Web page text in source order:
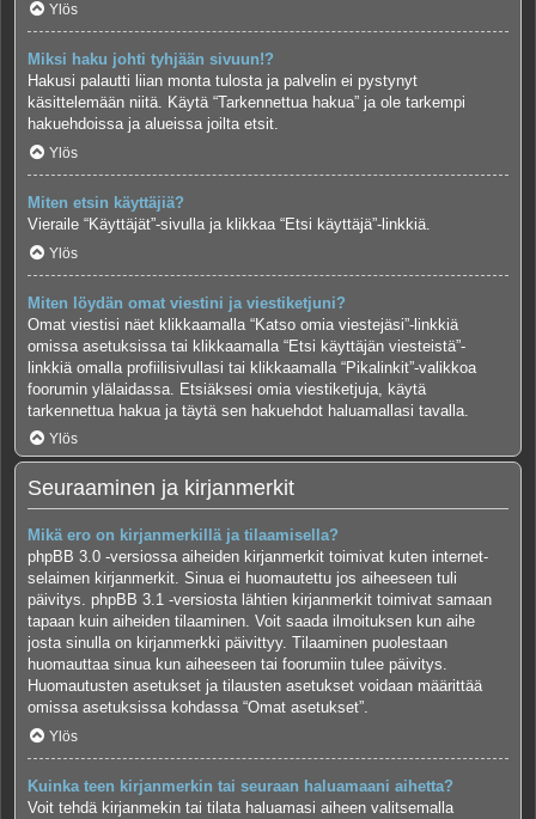
Ylös
Miksi haku johti tyhjään sivuun!?
Hakusi palautti liian monta tulosta ja palvelin ei pystynyt
käsittelemään niitä. Käytä “Tarkennettua hakua” ja ole tarkempi
hakuehdoissa ja alueissa joilta etsit.
Ylös
Miten etsin käyttäjiä?
Vieraile “Käyttäjät”-sivulla ja klikkaa “Etsi käyttäjä”-linkkiä.
Ylös
Miten löydän omat viestini ja viestiketjuni?
Omat viestisi näet klikkaamalla “Katso omia viestejäsi”-linkkiä
omissa asetuksissa tai klikkaamalla “Etsi käyttäjän viesteistä”-
linkkiä omalla profiilisivullasi tai klikkaamalla “Pikalinkit”-valikkoa
foorumin ylälaidassa. Etsiäksesi omia viestiketjuja, käytä
tarkennettua hakua ja täytä sen hakuehdot haluamallasi tavalla.
Ylös
Seuraaminen ja kirjanmerkit
Mikä ero on kirjanmerkillä ja tilaamisella?
phpBB 3.0 -versiossa aiheiden kirjanmerkit toimivat kuten internet-
selaimen kirjanmerkit. Sinua ei huomautettu jos aiheeseen tuli
päivitys. phpBB 3.1 -versiosta lähtien kirjanmerkit toimivat samaan
tapaan kuin aiheiden tilaaminen. Voit saada ilmoituksen kun aihe
josta sinulla on kirjanmerkki päivittyy. Tilaaminen puolestaan
huomauttaa sinua kun aiheeseen tai foorumiin tulee päivitys.
Huomautusten asetukset ja tilausten asetukset voidaan määrittää
omissa asetuksissa kohdassa “Omat asetukset”.
Ylös
Kuinka teen kirjanmerkin tai seuraan haluamaani aihetta?
Voit tehdä kirjanmekin tai tilata haluamasi aiheen valitsemalla